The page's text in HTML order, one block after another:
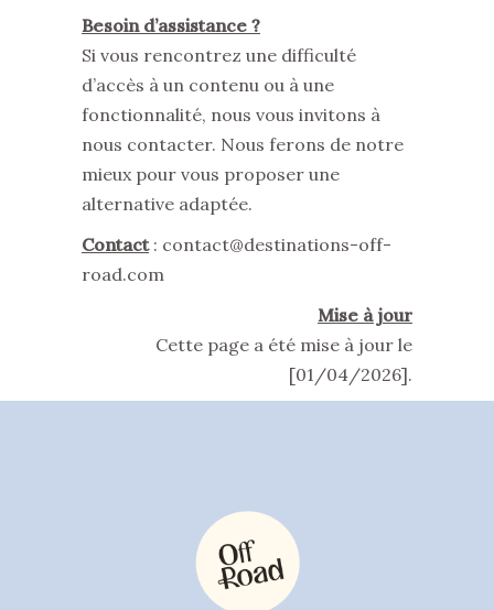
Besoin d’assistance ?
Si vous rencontrez une difficulté
d’accès à un contenu ou à une
fonctionnalité, nous vous invitons à
nous contacter. Nous ferons de notre
mieux pour vous proposer une
alternative adaptée.
Contact: contact@destinations-off-
road.com
Mise à jour
Cette page a été mise à jour le
[01/04/2026].